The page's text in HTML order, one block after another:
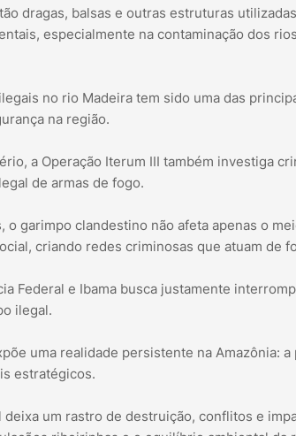
dragas, balsas e outras estruturas
especialmente na contaminação dos
no rio Madeira tem sido uma das
na região.
a Operação Iterum III também investiga
de armas de fogo.
o garimpo clandestino não afeta apenas o
criando redes criminosas que atuam de
Federal e Ibama busca justamente
ilegal.
uma realidade persistente na Amazônia:
estratégicos.
um rastro de destruição, conflitos e